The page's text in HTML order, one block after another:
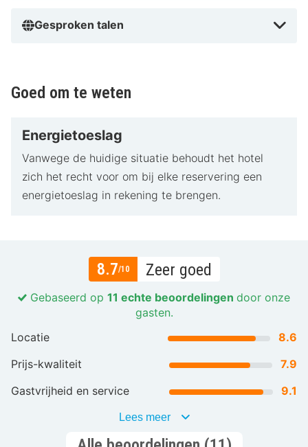
Gesproken talen
Goed om te weten
Energietoeslag
Vanwege de huidige situatie behoudt het hotel
zich het recht voor om bij elke reservering een
energietoeslag in rekening te brengen.
8.7/10 Zeer goed
Gebaseerd op 11 echte beoordelingen door onze
gasten.
Locatie
8.6
Prijs-kwaliteit
7.9
Gastvrijheid en service
9.1
Lees meer